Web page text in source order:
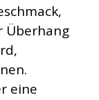
Überhang
eine